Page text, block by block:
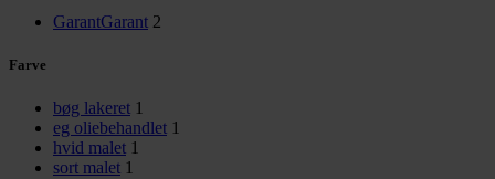
GarantGarant 2
Farve
bøg lakeret 1
eg oliebehandlet 1
hvid malet 1
sort malet 1